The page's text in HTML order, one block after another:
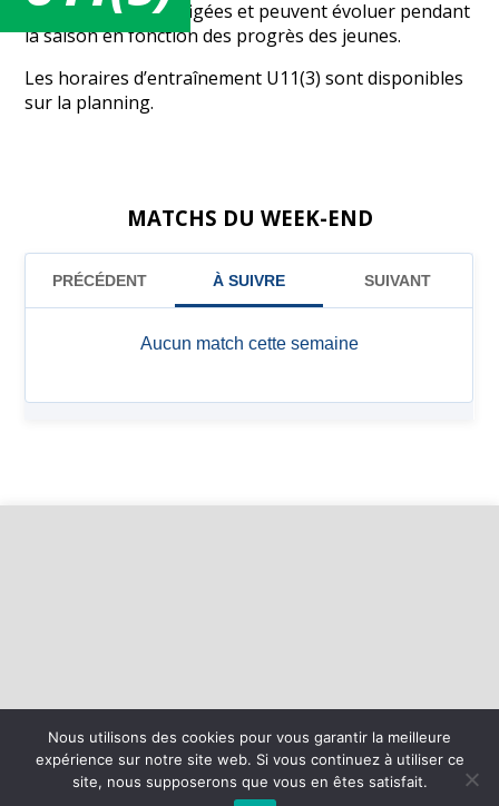
pas définitivement figées et peuvent évoluer pendant
la saison en fonction des progrès des jeunes.
Les horaires d’entraînement U11(3) sont disponibles
sur la planning.
MATCHS DU WEEK-END
2026 - Basket Mesnil Franqueville Boos | Site internet réalisé par
Nous utilisons des cookies pour vous garantir la meilleure
expérience sur notre site web. Si vous continuez à utiliser ce
site, nous supposerons que vous en êtes satisfait.